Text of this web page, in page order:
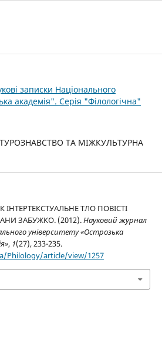
записки Національного
академія". Серія "Філологічна"
ТА МІЖКУЛЬТУРНА
ІНТЕРТЕКСТУАЛЬНЕ ТЛО ПОВІСТІ
ЗАБУЖКО. (2012).Науковий журнал
університету «Острозька
, 1(27), 233-235.
Philology/article/view/1257